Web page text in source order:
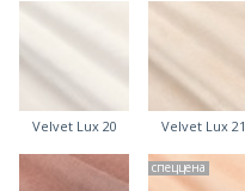
Velvet Lux 20 Velvet Lux 21
спеццена